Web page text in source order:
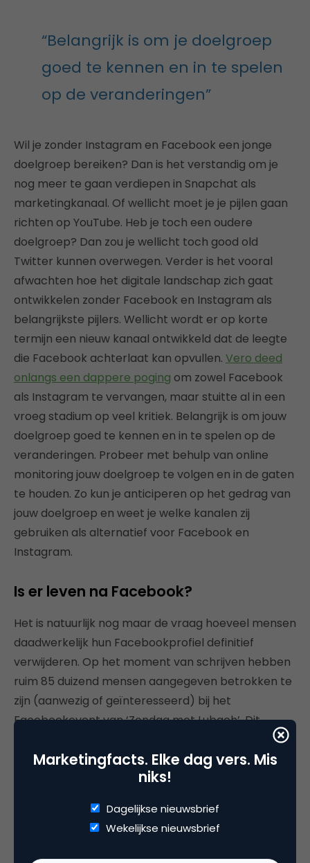
“Belangrijk is om je doelgroep
goed te kennen en in te spelen
op de veranderingen”
Wil je zonder Instagram en Facebook een jonge
doelgroep bereiken? Dan is het verstandig om je
nog meer te gaan verdiepen in Snapchat als
marketingkanaal. Of wellicht moet je je pijlen gaan
richten op YouTube. Heb je toch een oudere
doelgroep? Dan zou je wellicht toch good old
Twitter kunnen overwegen. Verder is het vooral
afwachten hoe het digitale landschap zich gaat
ontwikkelen zonder Facebook en Instagram als
belangrijkste pijlers. Wellicht wordt er op korte
termijn een nieuw kanaal ontwikkeld dat de leegte
die Facebook achterlaat kan opvullen. Vero deed
onlangs een dappere poging om zowel Facebook
als Instagram te vervangen, maar stuitte al in een
vroeg stadium op veel kritiek. Belangrijk is om jouw
doelgroep goed te kennen en in te spelen op de
veranderingen. Probeer met behulp van online
monitoring jouw doelgroep te volgen en in de gaten
te houden. Zo kun je anticiperen op het gedrag van
jouw doelgroep en weet je welke kanalen zij
gebruiken als alternatief voor Facebook en
Instagram.
Is er leven na Facebook?
Het is natuurlijk nog maar de vraag hoeveel mensen
daadwerkelijk hun Facebookprofiel definitief
verwijderen. Op het moment van schrijven hebben
ruim 85 duizend mensen aangegeven betrokken te
zijn (aanwezig of geïnteresseerd) bij het
Facebookevent van ‘Zondag met Lubach’. Dit
aantal Nederlandse Facebookgebruikers (zo’n 10,8
miljoen). Lang niet genoeg om je als marketeer
Toch is het goed dat Arjen Lubach deze oproep
Marketingfacts. Elke dag vers. Mis
niks!
Dagelijkse nieuwsbrief
Wekelijkse nieuwsbrief